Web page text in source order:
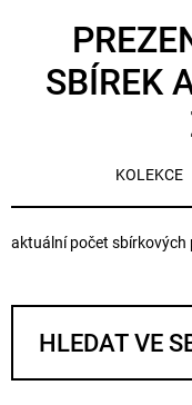
SBÍREK
KOLEKCE
aktuální počet sbírkových